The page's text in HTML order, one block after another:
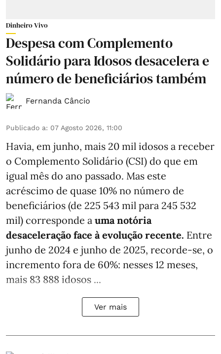
Dinheiro Vivo
Despesa com Complemento
Solidário para Idosos desacelera e
número de beneficiários também
Fernanda Câncio
Publicado a: 07 Agosto 2026, 11:00
Havia, em junho, mais 20 mil idosos a receber
o Complemento Solidário (CSI) do que em
igual mês do ano passado. Mas este
acréscimo de quase 10% no número de
beneficiários (de 225 543 mil para 245 532
mil) corresponde a uma notória
desaceleração face à evolução recente. Entre
junho de 2024 e junho de 2025, recorde-se, o
incremento fora de 60%: nesses 12 meses,
mais 83 888 idosos ...
Ver mais